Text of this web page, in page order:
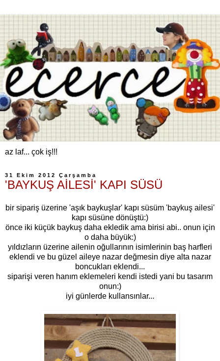
az laf... çok iş!!!
31 Ekim 2012 Çarşamba
'BAYKUŞ AİLESİ' KAPI SÜSÜ
bir sipariş üzerine 'aşık baykuşlar' kapı süsüm 'baykuş ailesi'
kapı süsüne dönüştü:)
önce iki küçük baykuş daha ekledik ama birisi abi.. onun için
o daha büyük:)
yıldızların üzerine ailenin oğullarının isimlerinin baş harfleri
eklendi ve bu güzel aileye nazar değmesin diye alta nazar
boncukları eklendi...
siparişi veren hanım eklemeleri kendi istedi yani bu tasarım
onun:)
iyi günlerde kullansınlar...